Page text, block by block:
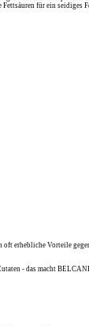
für ein seidiges
erhebliche Vorteile
- das macht